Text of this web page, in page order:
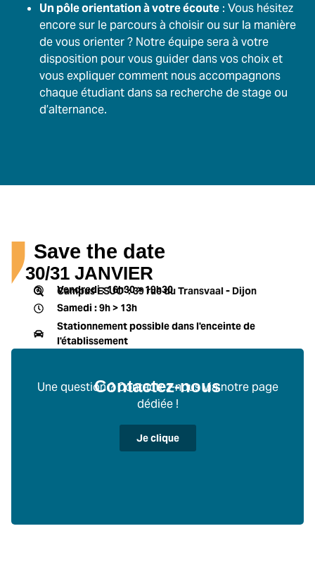
Un pôle orientation à votre écoute : Vous hésitez
encore sur le parcours à choisir ou sur la manière
de vous orienter ? Notre équipe sera à votre
disposition pour vous guider dans vos choix et
vous expliquer comment nous accompagnons
chaque étudiant dans sa recherche de stage ou
d’alternance.
Save the date
30/31 JANVIER
Campus ESJO' : 39 rue du Transvaal - Dijon
Vendredi : 16h30 > 19h30
Samedi : 9h > 13h
Stationnement possible dans l'enceinte de
l'établissement
Contactez-nous
Une question ? Contactez-nous via notre page
dédiée !
Je clique